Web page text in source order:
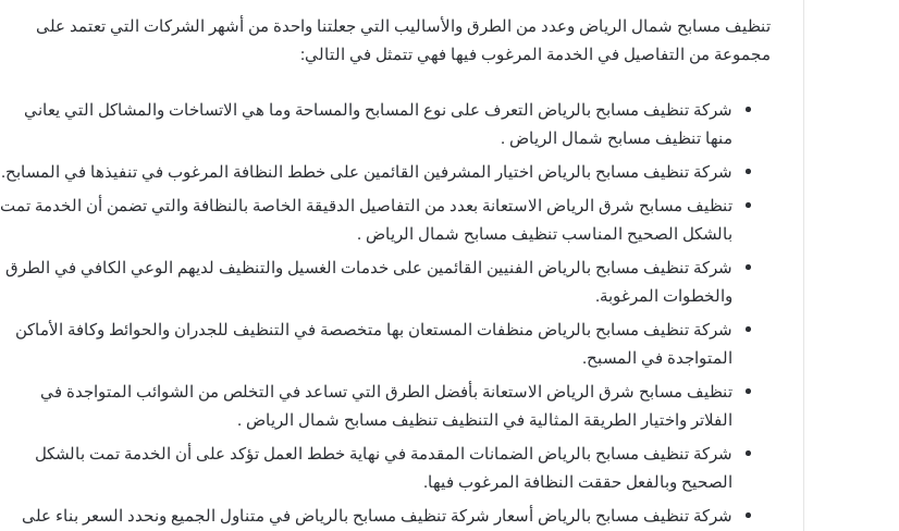
تنظيف مسابح شمال الرياض وعدد من الطرق والأساليب التي جعلتنا واحدة من أشهر الشركات التي تعتمد على
مجموعة من التفاصيل في الخدمة المرغوب فيها فهي تتمثل في التالي:
شركة تنظيف مسابح بالرياض التعرف على نوع المسابح والمساحة وما هي الاتساخات والمشاكل التي يعاني
منها تنظيف مسابح شمال الرياض .
شركة تنظيف مسابح بالرياض اختيار المشرفين القائمين على خطط النظافة المرغوب في تنفيذها في المسابح.
تنظيف مسابح شرق الرياض الاستعانة بعدد من التفاصيل الدقيقة الخاصة بالنظافة والتي تضمن أن الخدمة تمت
بالشكل الصحيح المناسب تنظيف مسابح شمال الرياض .
شركة تنظيف مسابح بالرياض الفنيين القائمين على خدمات الغسيل والتنظيف لديهم الوعي الكافي في الطرق
والخطوات المرغوبة.
شركة تنظيف مسابح بالرياض منظفات المستعان بها متخصصة في التنظيف للجدران والحوائط وكافة الأماكن
المتواجدة في المسبح.
تنظيف مسابح شرق الرياض الاستعانة بأفضل الطرق التي تساعد في التخلص من الشوائب المتواجدة في
الفلاتر واختيار الطريقة المثالية في التنظيف تنظيف مسابح شمال الرياض .
شركة تنظيف مسابح بالرياض الضمانات المقدمة في نهاية خطط العمل تؤكد على أن الخدمة تمت بالشكل
الصحيح وبالفعل حققت النظافة المرغوب فيها.
شركة تنظيف مسابح بالرياض أسعار شركة تنظيف مسابح بالرياض في متناول الجميع ونحدد السعر بناء على